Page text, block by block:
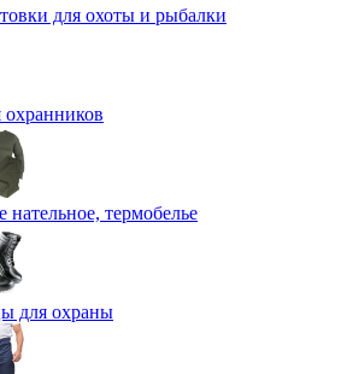
для охоты и рыбалки
нательное, термобелье
для охраны